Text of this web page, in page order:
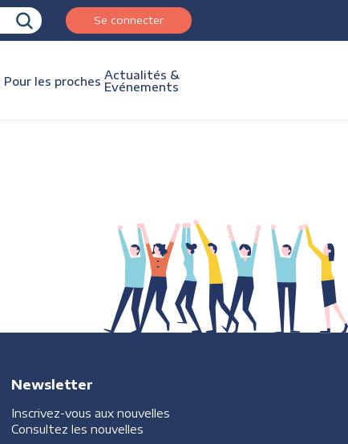
Se connecter
Pour les proches Actualités &
Evénements
Newsletter
Inscrivez-vous aux nouvelles
Consultez les nouvelles